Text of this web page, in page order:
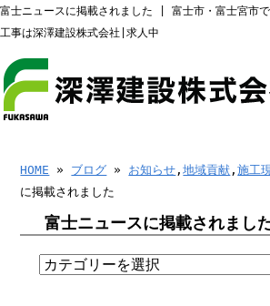
富士ニュースに掲載されました | 富士市・富士宮市
工事は深澤建設株式会社|求人中
HOME » ブログ » お知らせ ,地域貢献 ,施工
に掲載されました
富士ニュースに掲載されまし